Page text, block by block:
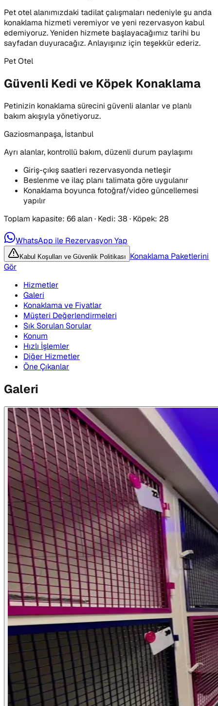
Pet otel alanımızdaki tadilat çalışmaları nedeniyle şu anda
konaklama hizmeti veremiyor ve yeni rezervasyon kabul
edemiyoruz. Yeniden hizmete başlayacağımız tarihi bu
sayfadan duyuracağız. Anlayışınız için teşekkür ederiz.
Pet Otel
Güvenli Kedi ve Köpek Konaklama
Petinizin konaklama sürecini güvenli alanlar ve planlı
bakım akışıyla yönetiyoruz.
Gaziosmanpaşa, İstanbul
Ayrı alanlar, kontrollü bakım, düzenli durum paylaşımı
Giriş-çıkış saatleri rezervasyonda netleşir
Beslenme ve ilaç planı talimata göre uygulanır
Konaklama boyunca fotoğraf/video güncellemesi
yapılır
Toplam kapasite: 66alan · Kedi: 38 · Köpek: 28
WhatsApp ile Rezervasyon Yap
Kabul Koşulları ve Güvenlik Politikası
Konaklama Paketlerini
Gör
Hizmetler
Galeri
Konaklama ve Fiyatlar
Müşteri Değerlendirmeleri
Sık Sorulan Sorular
Konum
Hızlı İşlemler
Diğer Hizmetler
Öne Çıkanlar
Galeri